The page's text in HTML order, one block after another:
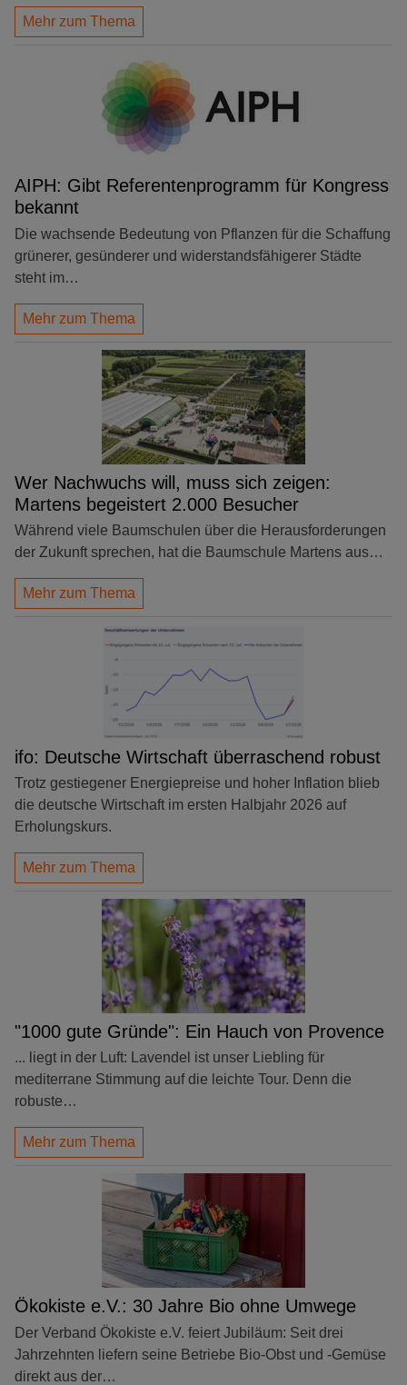
Mehr zum Thema
AIPH: Gibt Referentenprogramm für Kongress
bekannt
Die wachsende Bedeutung von Pflanzen für die Schaffung
grünerer, gesünderer und widerstandsfähigerer Städte
steht im…
Mehr zum Thema
Wer Nachwuchs will, muss sich zeigen:
Martens begeistert 2.000 Besucher
Während viele Baumschulen über die Herausforderungen
der Zukunft sprechen, hat die Baumschule Martens aus…
Mehr zum Thema
ifo: Deutsche Wirtschaft überraschend robust
Trotz gestiegener Energiepreise und hoher Inflation blieb
die deutsche Wirtschaft im ersten Halbjahr 2026 auf
Erholungskurs.
Mehr zum Thema
"1000 gute Gründe": Ein Hauch von Provence
... liegt in der Luft: Lavendel ist unser Liebling für
mediterrane Stimmung auf die leichte Tour. Denn die
robuste…
Mehr zum Thema
Ökokiste e.V.: 30 Jahre Bio ohne Umwege
Der Verband Ökokiste e.V. feiert Jubiläum: Seit drei
Jahrzehnten liefern seine Betriebe Bio-Obst und -Gemüse
direkt aus der…